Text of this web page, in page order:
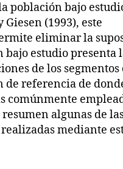
población bajo
(1993), este
eliminar la
bajo estudio presenta
de los segmentos
de referencia de
comúnmente
algunas de
mediante